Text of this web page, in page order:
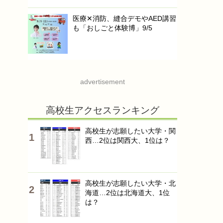
医療✕消防、縫合デモやAED講習
も「おしごと体験博」9/5
advertisement
高校生アクセスランキング
高校生が志願したい大学・関
西…2位は関西大、1位は？
高校生が志願したい大学・北
海道…2位は北海道大、1位
は？